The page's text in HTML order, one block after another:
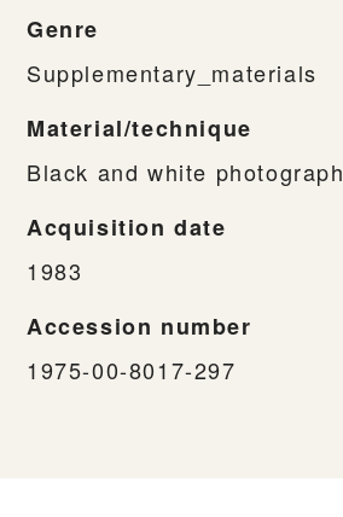
Genre
Supplementary_materials
Material/technique
Black and white photograph
Acquisition date
1983
Accession number
1975-00-8017-297